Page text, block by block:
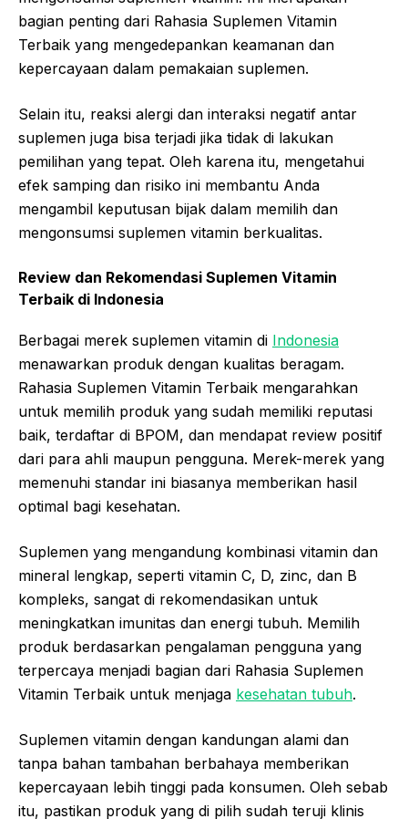
bagian penting dari Rahasia Suplemen Vitamin
Terbaik yang mengedepankan keamanan dan
kepercayaan dalam pemakaian suplemen.
Selain itu, reaksi alergi dan interaksi negatif antar
suplemen juga bisa terjadi jika tidak di lakukan
pemilihan yang tepat. Oleh karena itu, mengetahui
efek samping dan risiko ini membantu Anda
mengambil keputusan bijak dalam memilih dan
mengonsumsi suplemen vitamin berkualitas.
Review dan Rekomendasi Suplemen Vitamin
Terbaik di Indonesia
Berbagai merek suplemen vitamin di Indonesia
menawarkan produk dengan kualitas beragam.
Rahasia Suplemen Vitamin Terbaik mengarahkan
untuk memilih produk yang sudah memiliki reputasi
baik, terdaftar di BPOM, dan mendapat review positif
dari para ahli maupun pengguna. Merek-merek yang
memenuhi standar ini biasanya memberikan hasil
optimal bagi kesehatan.
Suplemen yang mengandung kombinasi vitamin dan
mineral lengkap, seperti vitamin C, D, zinc, dan B
kompleks, sangat di rekomendasikan untuk
meningkatkan imunitas dan energi tubuh. Memilih
produk berdasarkan pengalaman pengguna yang
terpercaya menjadi bagian dari Rahasia Suplemen
Vitamin Terbaik untuk menjaga kesehatan tubuh.
Suplemen vitamin dengan kandungan alami dan
tanpa bahan tambahan berbahaya memberikan
kepercayaan lebih tinggi pada konsumen. Oleh sebab
itu, pastikan produk yang di pilih sudah teruji klinis